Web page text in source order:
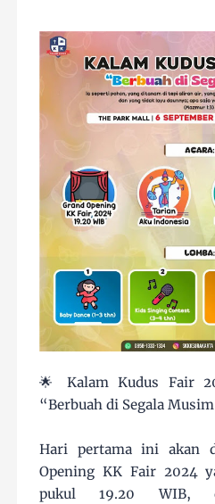
🌟 Kalam Kudus Fair
“Berbuah di Segala
Hari pertama ini akan
Opening KK Fair 2024
pukul 19.20 WIB,